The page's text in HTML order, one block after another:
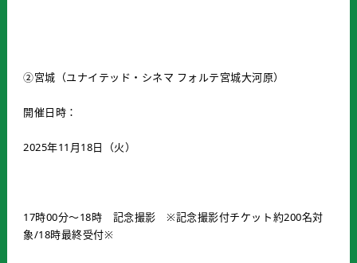
②宮城（ユナイテッド・シネマ フォルテ宮城大河原）
開催日時：
2025年11月18日（火）
17時00分～18時 記念撮影 ※記念撮影付チケット約200名対
象/18時最終受付※